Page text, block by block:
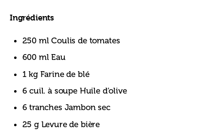
Ingrédients
250 ml Coulis de tomates
600 ml Eau
1 kg Farine de blé
6 cuil. à soupe Huile d’olive
6 tranches Jambon sec
25 g Levure de bière